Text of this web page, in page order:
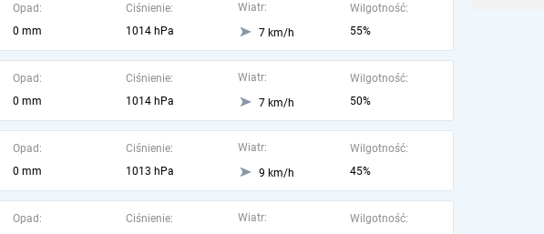
Opad:
0 mm
Ciśnienie:
1014 hPa
Wiatr:
7 km/h
Wilgotność:
55%
Opad:
0 mm
Ciśnienie:
1014 hPa
Wiatr:
7 km/h
Wilgotność:
50%
Opad:
0 mm
Ciśnienie:
1013 hPa
Wiatr:
9 km/h
Wilgotność:
45%
Opad:
Ciśnienie:
Wiatr:
Wilgotność: